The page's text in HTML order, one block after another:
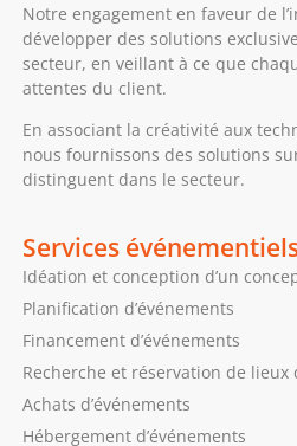
Notre engagement en faveur de
développer des solutions
secteur, en veillant à ce que
attentes du client.
En associant la créativité aux
nous fournissons des solutions
distinguent dans le secteur.
Services
Idéation et conception d’un
Planification d’événements
Financement d’événements
Recherche et réservation de lieux
Achats d’événements
Hébergement d’événements